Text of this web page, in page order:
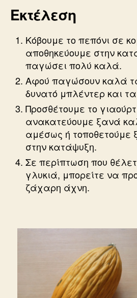
Εκτέλεση
Κόβουμε το πεπόνι σε
αποθηκεύουμε στην
παγώσει πολύ καλά.
Αφού παγώσουν καλά
δυνατό μπλέντερ και
Προσθέτουμε το
ανακατεύουμε ξανά
αμέσως ή τοποθετούμε
στην κατάψυξη.
Σε περίπτωση που
γλυκιά, μπορείτε να
ζάχαρη άχνη.